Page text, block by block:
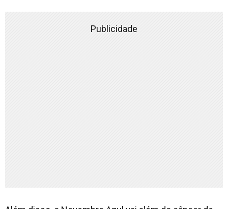
Publicidade